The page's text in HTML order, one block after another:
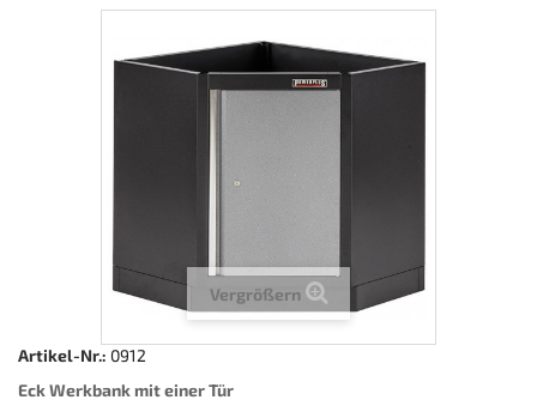
Vergrößern
Artikel-Nr.: 0912
Eck Werkbank mit einer Tür